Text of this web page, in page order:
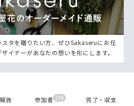
タを贈りたい方、ぜひSakaseruにお任
イナーがあなたの想いを形にします。
告 参加者 109 完了・収支